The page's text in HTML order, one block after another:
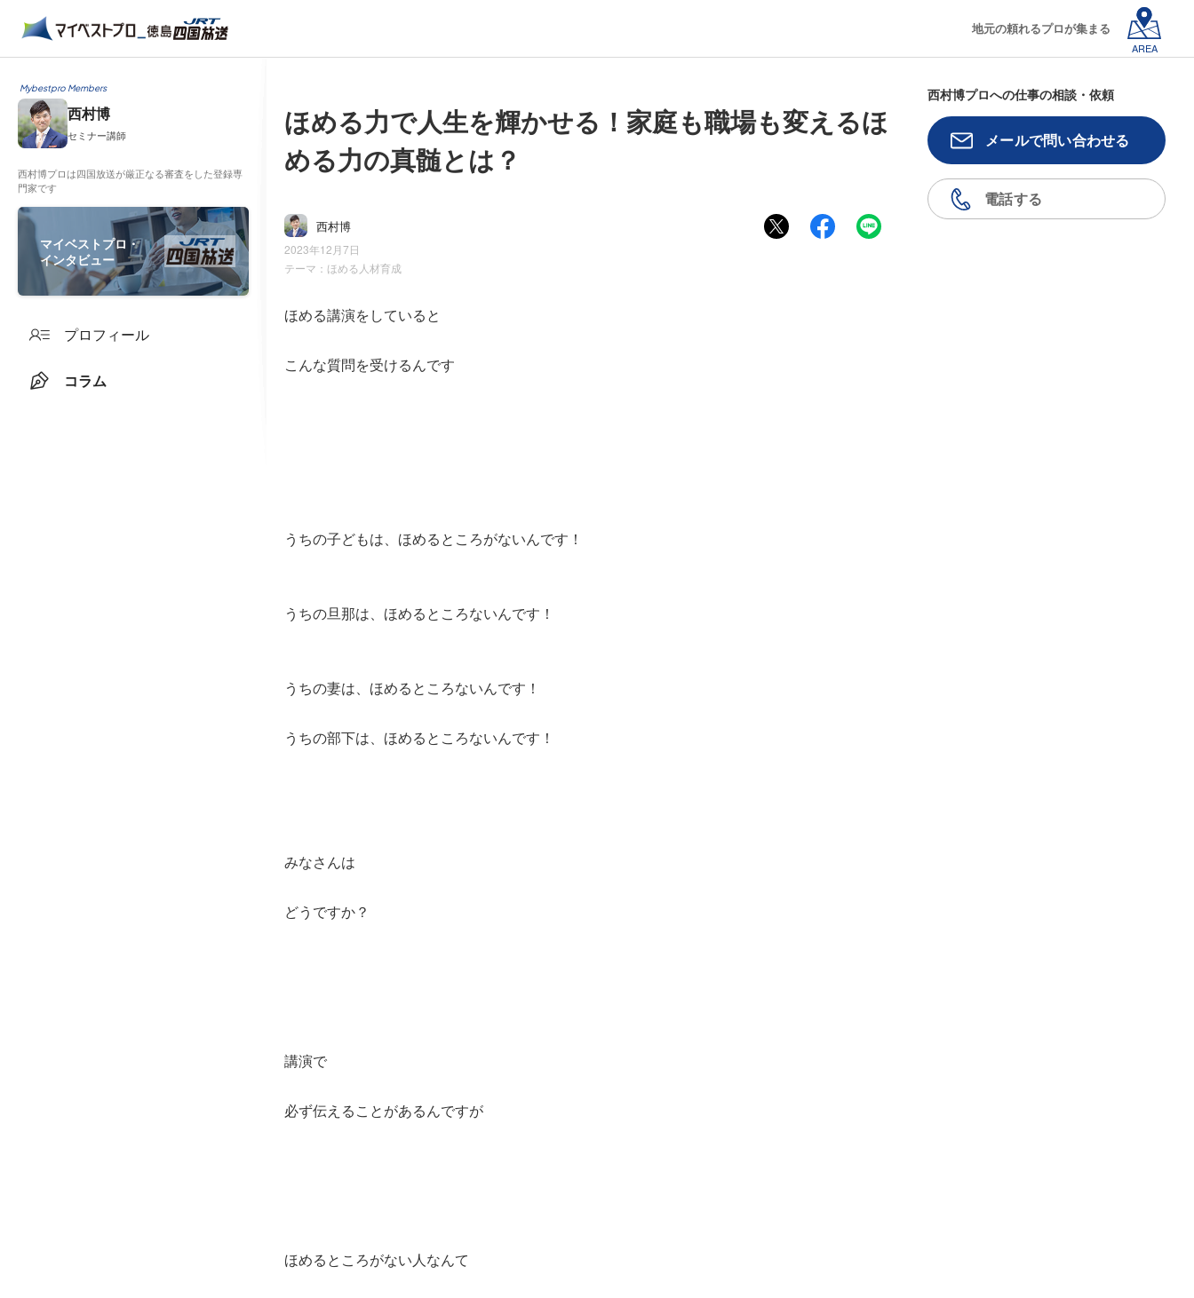
地元の頼れるプロが集まる
AREA
Mybestpro Members
西村博
セミナー講師
西村博プロは四国放送が厳正なる審査をした登録専
門家です
マイベストプロ・
インタビュー
プロフィール
コラム
ほめる力で人生を輝かせる！家庭も職場も変えるほ
める力の真髄とは？
西村博
2023年12月7日
テーマ： ほめる人材育成
ほめる講演をしていると
こんな質問を受けるんです
うちの子どもは、ほめるところがないんです！
うちの旦那は、ほめるところないんです！
うちの妻は、ほめるところないんです！
うちの部下は、ほめるところないんです！
みなさんは
どうですか？
講演で
必ず伝えることがあるんですが
ほめるところがない人なんて
西村博プロへの仕事の相談・依頼
メールで問い合わせる
電話する